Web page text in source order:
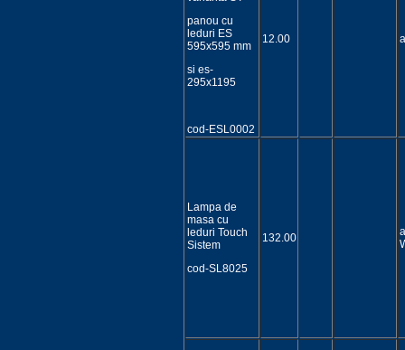
panou cu
leduri ES
595x595 mm
si es-
295x1195
cod-ESL0002
12.00
Lampa de
masa cu
leduri Touch
Sistem
cod-SL8025
132.00